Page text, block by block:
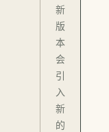
新
版
本
会
引
入
新
的